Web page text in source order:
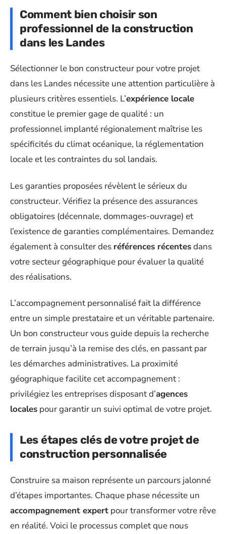
Comment bien choisir son
professionnel de la construction
dans les Landes
Sélectionner le bon constructeur pour votre projet
dans les Landes nécessite une attention particulière à
plusieurs critères essentiels. L’expérience locale
constitue le premier gage de qualité : un
professionnel implanté régionalement maîtrise les
spécificités du climat océanique, la réglementation
locale et les contraintes du sol landais.
Les garanties proposées révèlent le sérieux du
constructeur. Vérifiez la présence des assurances
obligatoires (décennale, dommages-ouvrage) et
l’existence de garanties complémentaires. Demandez
également à consulter des références récentesdans
votre secteur géographique pour évaluer la qualité
des réalisations.
L’accompagnement personnalisé fait la différence
entre un simple prestataire et un véritable partenaire.
Un bon constructeur vous guide depuis la recherche
de terrain jusqu’à la remise des clés, en passant par
les démarches administratives. La proximité
géographique facilite cet accompagnement :
privilégiez les entreprises disposant d’agences
locales pour garantir un suivi optimal de votre projet.
Les étapes clés de votre projet de
construction personnalisée
Construire sa maison représente un parcours jalonné
d’étapes importantes. Chaque phase nécessite un
accompagnement expert pour transformer votre rêve
en réalité. Voici le processus complet que nous